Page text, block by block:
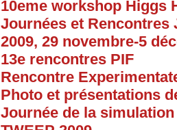
10eme workshop Higgs
Journées et Rencontres
2009, 29 novembre-5
13e rencontres PIF
Rencontre
Photo et présentations
Journée de la simulation